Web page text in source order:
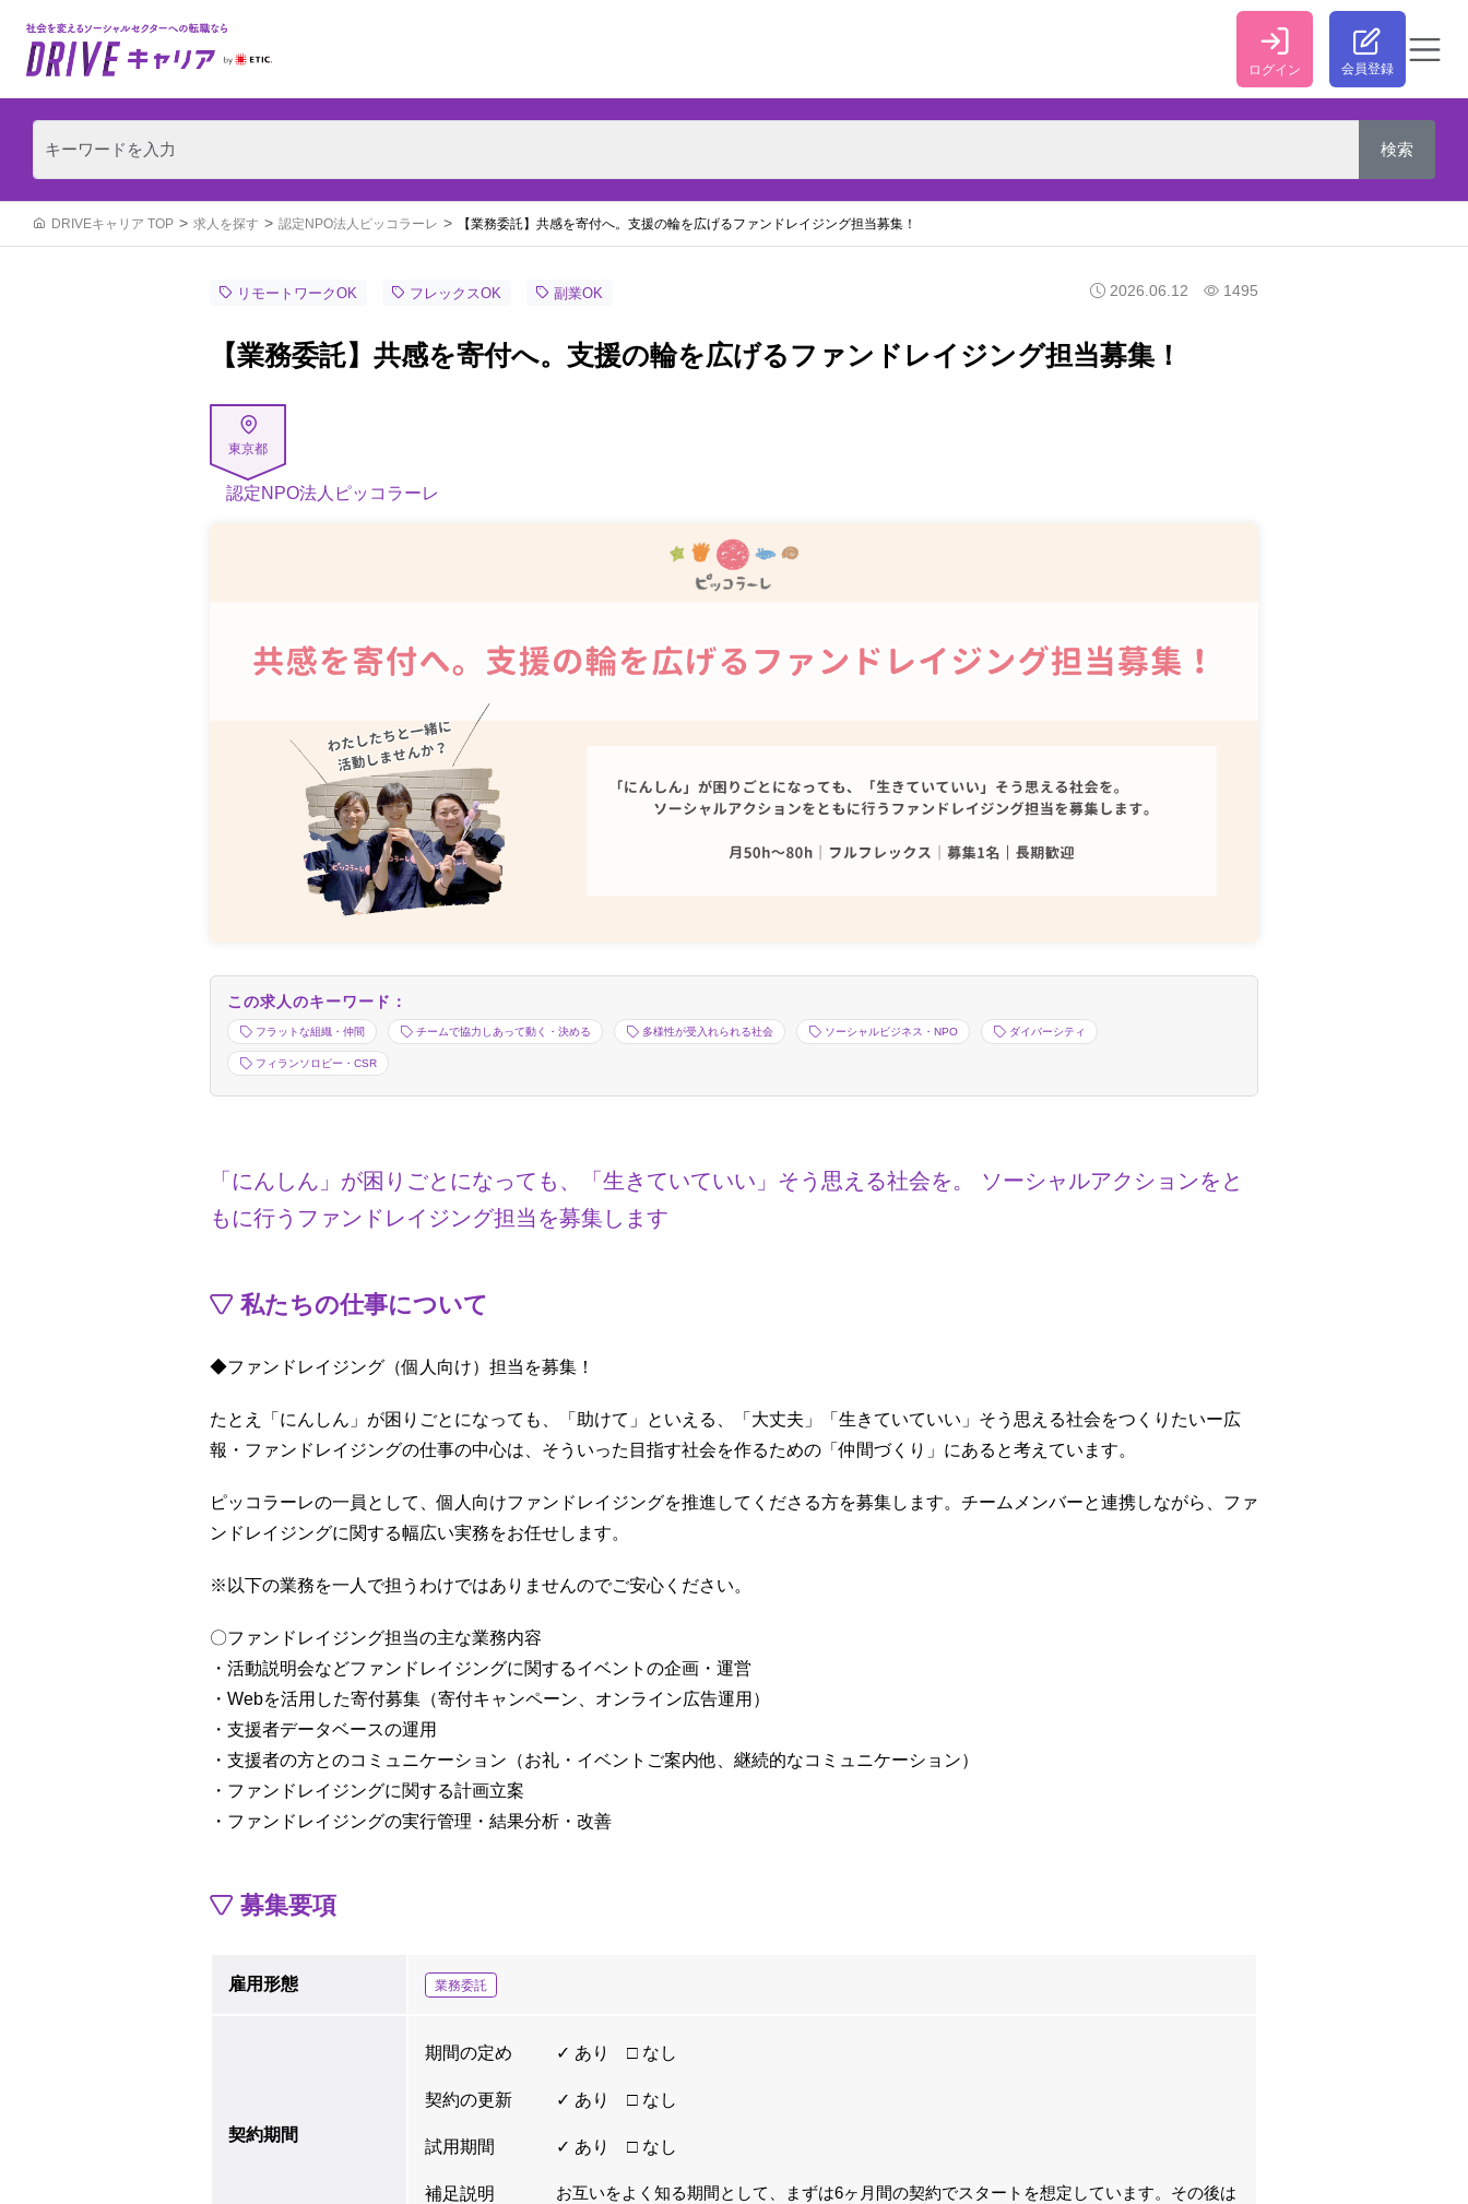
ログイン 会員登録
DRIVEキャリア TOP 求人を探す 認定NPO法人ピッコラーレ 【業務委託】共感を寄付へ。支援の輪を広げるファンドレイジング担当募集！
リモートワークOK フレックスOK 副業OK 2026.06.12 1495
【業務委託】共感を寄付へ。支援の輪を広げるファンドレイジング担当募集！
東京都
認定NPO法人ピッコラーレ
この求人のキーワード：
フラットな組織・仲間 チームで協力しあって動く・決める 多様性が受入れられる社会 ソーシャルビジネス・NPO ダイバーシティ
フィランソロピー・CSR
「にんしん」が困りごとになっても、「生きていていい」そう思える社会を。 ソーシャルアクションをと
もに行うファンドレイジング担当を募集します
私たちの仕事について
◆ファンドレイジング（個人向け）担当を募集！
たとえ「にんしん」が困りごとになっても、「助けて」といえる、「大丈夫」「生きていていい」そう思える社会をつくりたいー広
報・ファンドレイジングの仕事の中心は、そういった目指す社会を作るための「仲間づくり」にあると考えています。
ピッコラーレの一員として、個人向けファンドレイジングを推進してくださる方を募集します。チームメンバーと連携しながら、ファ
ンドレイジングに関する幅広い実務をお任せします。
※以下の業務を一人で担うわけではありませんのでご安心ください。
〇ファンドレイジング担当の主な業務内容
・活動説明会などファンドレイジングに関するイベントの企画・運営
・Webを活用した寄付募集（寄付キャンペーン、オンライン広告運用）
・支援者データベースの運用
・支援者の方とのコミュニケーション（お礼・イベントご案内他、継続的なコミュニケーション）
・ファンドレイジングに関する計画立案
・ファンドレイジングの実行管理・結果分析・改善
募集要項
雇用形態 業務委託
契約期間
期間の定め ✓ あり □ なし
契約の更新 ✓ あり □ なし
試用期間 ✓ あり □ なし
補足説明
お互いをよく知る期間として、まずは6ヶ月間の契約でスタートを想定しています。その後は